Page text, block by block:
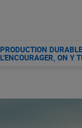
PRODUCTION
L’ENCOURAGER, ON Y